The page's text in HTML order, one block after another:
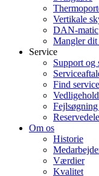
Vertikale
DAN-matic
Mangler
Service
Support og
Find
Reservedele
Om os
Historie
Værdier
Kvalitet